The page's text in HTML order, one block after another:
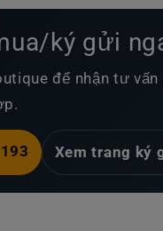
ký gửi
để nhận tư vấn
Xem trang ký